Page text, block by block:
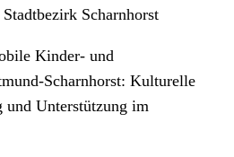
Scharnhorst
Kinder- und
Scharnhorst: Kulturelle
und Unterstützung im